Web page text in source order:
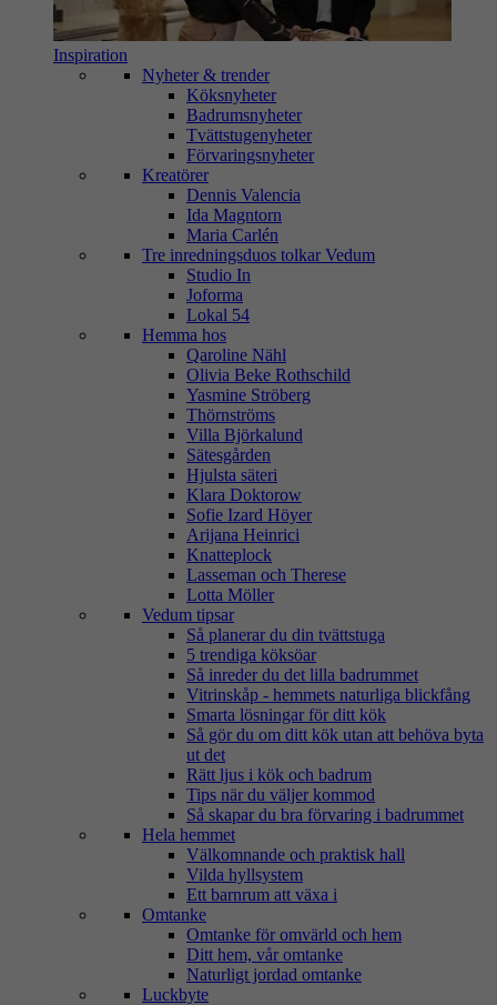
Inspiration
Nyheter & trender
Köksnyheter
Badrumsnyheter
Tvättstugenyheter
Förvaringsnyheter
Kreatörer
Dennis Valencia
Ida Magntorn
Maria Carlén
Tre inredningsduos tolkar Vedum
Studio In
Joforma
Lokal 54
Hemma hos
Qaroline Nähl
Olivia Beke Rothschild
Yasmine Ströberg
Thörnströms
Villa Björkalund
Sätesgården
Hjulsta säteri
Klara Doktorow
Sofie Izard Höyer
Arijana Heinrici
Knatteplock
Lasseman och Therese
Lotta Möller
Vedum tipsar
Så planerar du din tvättstuga
5 trendiga köksöar
Så inreder du det lilla badrummet
Vitrinskåp - hemmets naturliga blickfång
Smarta lösningar för ditt kök
Så gör du om ditt kök utan att behöva byta
ut det
Rätt ljus i kök och badrum
Tips när du väljer kommod
Så skapar du bra förvaring i badrummet
Hela hemmet
Välkomnande och praktisk hall
Vilda hyllsystem
Ett barnrum att växa i
Omtanke
Omtanke för omvärld och hem
Ditt hem, vår omtanke
Naturligt jordad omtanke
Luckbyte